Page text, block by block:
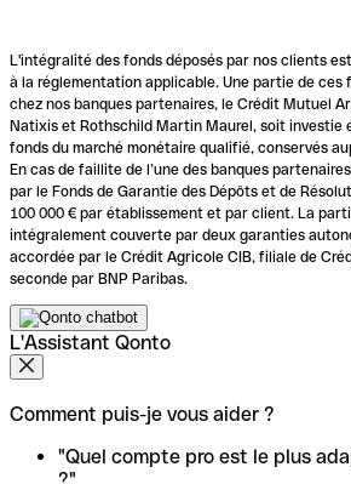
L'intégralité des fonds déposés par nos clients
à la réglementation applicable. Une partie de
chez nos banques partenaires, le Crédit Mutuel
Natixis et Rothschild Martin Maurel, soit investie
fonds du marché monétaire qualifié, conservés
En cas de faillite de l’une des banques
par le Fonds de Garantie des Dépôts et de
100 000 € par établissement et par client. La
intégralement couverte par deux garanties
accordée par le Crédit Agricole CIB, filiale de
seconde par BNP Paribas.
L'Assistant Qonto
Comment puis-je vous aider ?
"Quel compte pro est le plus